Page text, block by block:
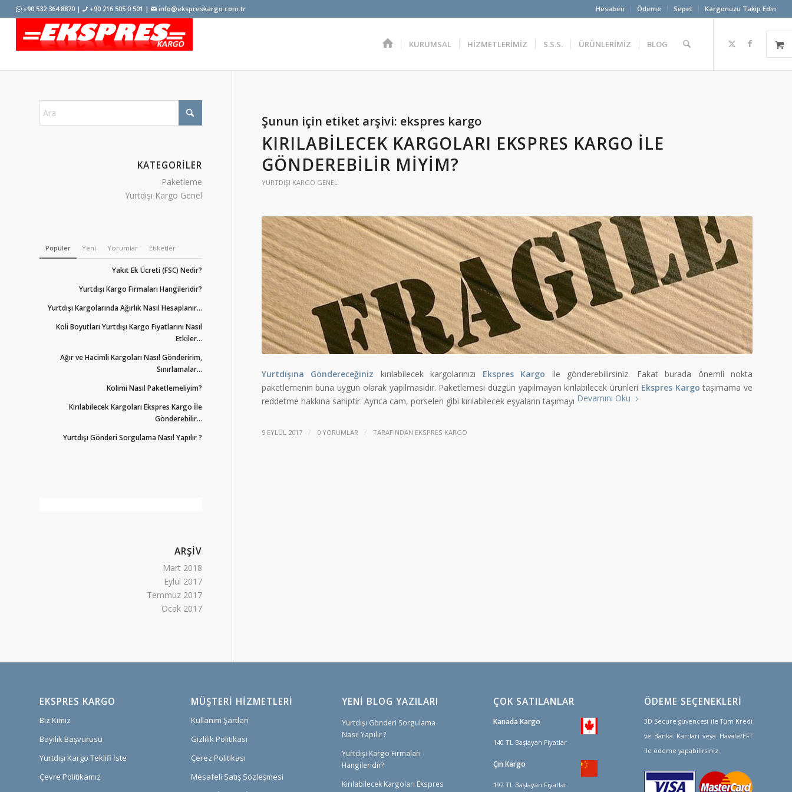
Hesabım Ödeme Sepet Kargonuzu Takip Edin
+90 532 364 8870 | +90 216 505 0 501 | info@ekspreskargo.com.tr
KURUMSAL HİZMETLERİMİZ S.S.S. ÜRÜNLERİMİZ BLOG
Şunun için etiket arşivi: ekspres kargo
KIRILABILECEK KARGOLARI EKSPRES KARGO İLE
GÖNDEREBILIR MIYIM?
YURTDIŞI KARGO GENEL
Yurtdışına Göndereceğiniz kırılabilecek kargolarınızı Ekspres Kargo ile gönderebilirsiniz. Fakat burada önemli nokta
paketlemenin buna uygun olarak yapılmasıdır. Paketlemesi düzgün yapılmayan kırılabilecek ürünleri Ekspres Kargo taşımama ve
reddetme hakkına sahiptir. Ayrıca cam, porselen gibi kırılabilecek eşyaların taşımayı Devamını Oku
9 EYLÜL 2017 / 0 YORUMLAR / TARAFINDAN EKSPRES KARGO
KATEGORİLER
Paketleme
Yurtdışı Kargo Genel
Popüler Yeni Yorumlar Etiketler
Yakıt Ek Ücreti (FSC) Nedir?
Yurtdışı Kargo Firmaları Hangileridir?
Yurtdışı Kargolarında Ağırlık Nasıl Hesaplanır...
Koli Boyutları Yurtdışı Kargo Fiyatlarını Nasıl
Etkiler...
Ağır ve Hacimli Kargoları Nasıl Gönderirim,
Sınırlamalar...
Kolimi Nasıl Paketlemeliyim?
Kırılabilecek Kargoları Ekspres Kargo İle
Gönderebilir...
Yurtdışı Gönderi Sorgulama Nasıl Yapılır ?
ARŞİV
Mart 2018
Eylül 2017
Temmuz 2017
Ocak 2017
EKSPRES KARGO
Biz Kimiz
Bayilik Başvurusu
Yurtdışı Kargo Teklifi İste
Çevre Politikamız
MÜŞTERI HIZMETLERI
Kullanım Şartları
Gizlilik Politikası
Çerez Politikası
Mesafeli Satış Sözleşmesi
YENİ BLOG YAZILARI
Yurtdışı Gönderi Sorgulama
Nasıl Yapılır ?
Yurtdışı Kargo Firmaları
Hangileridir?
Kırılabilecek Kargoları Ekspres
ÇOK SATILANLAR
Kanada Kargo
140 TL Başlayan Fiyatlar
Çin Kargo
192 TL Başlayan Fiyatlar
ÖDEME SEÇENEKLERİ
3D Secure güvencesi ile Tüm Kredi
ve Banka Kartları veya Havale/EFT
ile ödeme yapabilirsiniz.